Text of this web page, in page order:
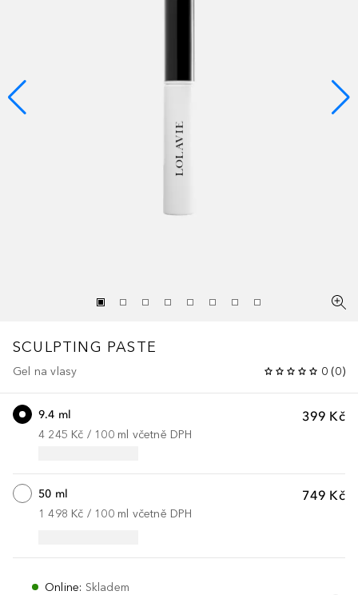
SCULPTING PASTE
Gel na vlasy 0 (0)
399 Kč
9.4 ml
4 245 Kč / 100 ml včetně DPH
749 Kč
50 ml
1 498 Kč / 100 ml včetně DPH
Online: Skladem